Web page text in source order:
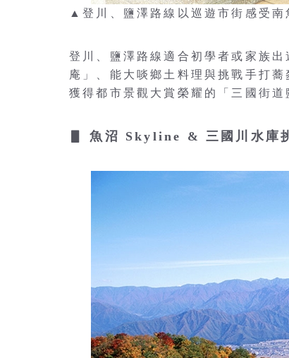
▲登川、鹽澤路線以巡遊市街感受
登川、鹽澤路線適合初學者或家族
庵」、能大啖鄉土料理與挑戰手打
獲得都市景觀大賞榮耀的「三國街道
▋ 魚沼 Skyline & 三國川水庫